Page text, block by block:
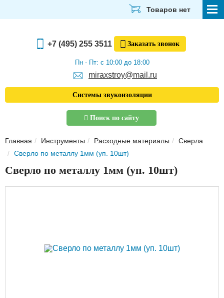
ОТДЕЛОЧНЫЕ МАТЕРИАЛЫ
ЭЛЕКТРИКА И ОСВЕЩЕНИЕ
ЗВУКОИЗОЛЯЦИЯ
Главная
Товаров нет
+7 (495) 255 3511 Заказать звонок
Пн - Пт: с 10:00 до 18:00
miraxstroy@mail.ru
Системы звукоизоляции
Поиск по сайту
Главная Инструменты Расходные материалы
Сверла
Сверло по металлу 1мм (уп. 10шт)
Сверло по металлу 1мм (уп. 10шт)